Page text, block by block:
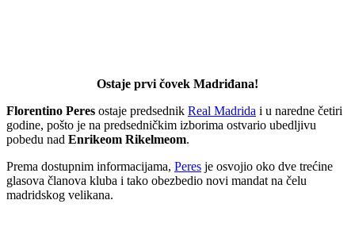
Ostaje prvi čovek Madriđana!
Florentino Peres ostaje predsednik Real Madrida i u naredne četiri
godine, pošto je na predsedničkim izborima ostvario ubedljivu
pobedu nad Enrikeom Rikelmeom.
Prema dostupnim informacijama, Peres je osvojio oko dve trećine
glasova članova kluba i tako obezbedio novi mandat na čelu
madridskog velikana.